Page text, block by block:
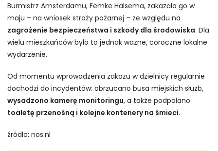
Burmistrz Amsterdamu, Femke Halsema, zakazała go w
maju – na wniosek straży pożarnej – ze względu na
zagrożenie bezpieczeństwa i szkody dla środowiska. Dla
wielu mieszkańców było to jednak ważne, coroczne lokalne
wydarzenie.
Od momentu wprowadzenia zakazu w dzielnicy regularnie
dochodzi do incydentów: obrzucano busa miejskich służb,
wysadzono kamerę monitoringu, a także podpalano
toaletę przenośną i kolejne kontenery na śmieci.
źródło: nos.nl